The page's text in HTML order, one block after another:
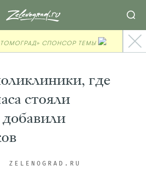
СПОНСОР ТЕМЫ
где
стояли
ZELENOGRAD.RU